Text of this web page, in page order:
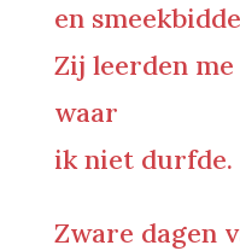
en
Zij leerden
waar
ik niet durfde.
Zware dagen